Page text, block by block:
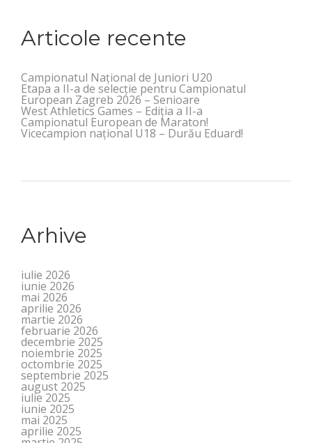
Articole recente
Campionatul Național de Juniori U20
Etapa a II-a de selecție pentru Campionatul
European Zagreb 2026 – Senioare
West Athletics Games – Ediția a II-a
Campionatul European de Maraton!
Vicecampion național U18 – Durău Eduard!
Arhive
iulie 2026
iunie 2026
mai 2026
aprilie 2026
martie 2026
februarie 2026
decembrie 2025
noiembrie 2025
octombrie 2025
septembrie 2025
august 2025
iulie 2025
iunie 2025
mai 2025
aprilie 2025